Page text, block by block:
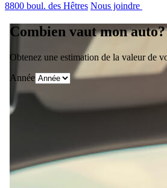
8800 boul. des Hêtres Nous joindre